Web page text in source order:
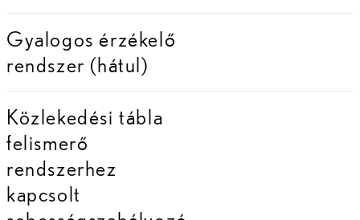
Gyalogos érzékelő
rendszer (hátul)
Közlekedési tábla
felismerő
rendszerhez
kapcsolt